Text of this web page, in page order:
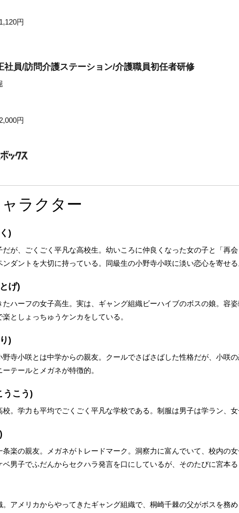
円
社員/訪問介護ステーション/介護職員初任者研修
円
ラクター
)
が、ごくごく平凡な高校生。幼いころに仲良くなった女の子と「再
ダントを大切に持っている。同級生の小野寺小咲に淡い恋心を寄せる
げ)
ハーフの女子高生。実は、ギャング組織ビーハイブのボスの娘。容
としょっちゅうケンカをしている。
)
寺小咲とは中学からの親友。クールでさばさばした性格だが、小咲
テールとメガネが特徴的。
うこう)
。学力も平均でごくごく平凡な学校である。制服は男子は学ラン、女
条楽の親友。メガネがトレードマーク。洞察力に富んでいて、校内の
男子でふだんからセクハラ発言を口にしているが、そのたびに宮本る
。アメリカからやってきたギャング組織で、桐崎千棘の父がボスを務